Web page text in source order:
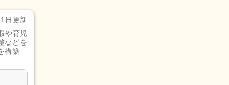
日更新
や育児
などを
構築